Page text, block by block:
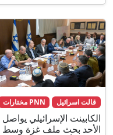
قالت اسرائيل PNN مختارات
الكابينت الإسرائيلي يواصل
الأحد بحث ملف غزة وسط